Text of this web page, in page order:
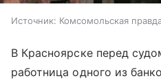
Источник: Комсомольская
В Красноярске перед
работница одного из